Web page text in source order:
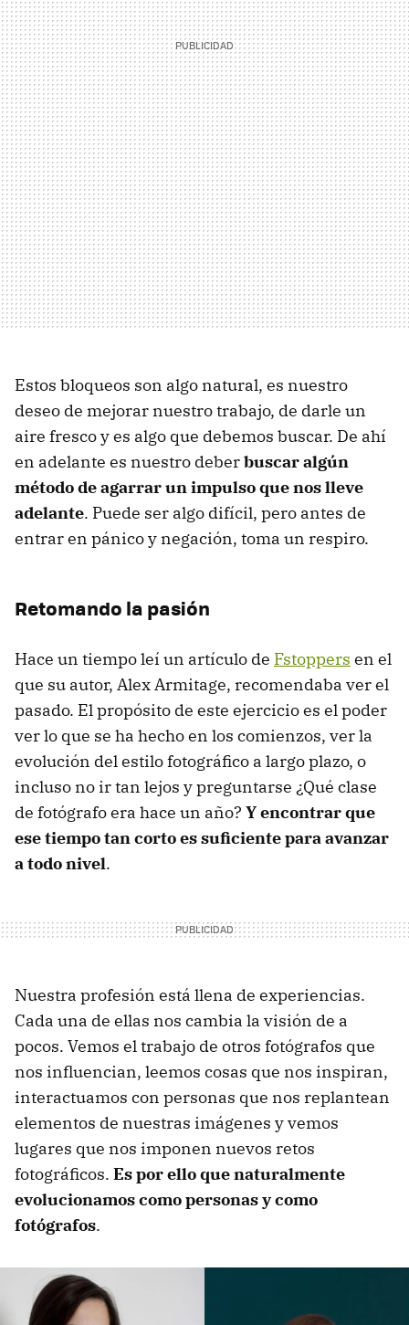
Estos bloqueos son algo natural, es nuestro
deseo de mejorar nuestro trabajo, de darle un
aire fresco y es algo que debemos buscar. De ahí
en adelante es nuestro deberbuscar algún
método de agarrar un impulso que nos lleve
adelante. Puede ser algo difícil, pero antes de
entrar en pánico y negación, toma un respiro.
Retomando la pasión
Hace un tiempo leí un artículo de Fstoppers en el
que su autor, Alex Armitage, recomendaba ver el
pasado. El propósito de este ejercicio es el poder
ver lo que se ha hecho en los comienzos, ver la
evolución del estilo fotográfico a largo plazo, o
incluso no ir tan lejos y preguntarse ¿Qué clase
de fotógrafo era hace un año? Y encontrar que
ese tiempo tan corto es suficiente para avanzar
a todo nivel.
Nuestra profesión está llena de experiencias.
Cada una de ellas nos cambia la visión de a
pocos. Vemos el trabajo de otros fotógrafos que
nos influencian, leemos cosas que nos inspiran,
interactuamos con personas que nos replantean
elementos de nuestras imágenes y vemos
lugares que nos imponen nuevos retos
fotográficos. Es por ello que naturalmente
evolucionamos como personas y como
fotógrafos.